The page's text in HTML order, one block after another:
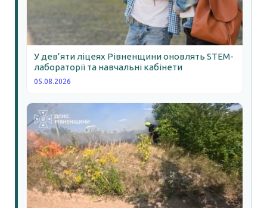
У дев’яти ліцеях Рівненщини оновлять STEM-
лабораторії та навчальні кабінети
05.08.2026